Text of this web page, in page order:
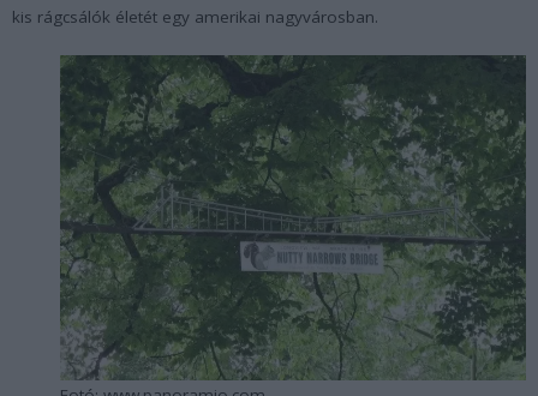
kis rágcsálók életét egy amerikai nagyvárosban.